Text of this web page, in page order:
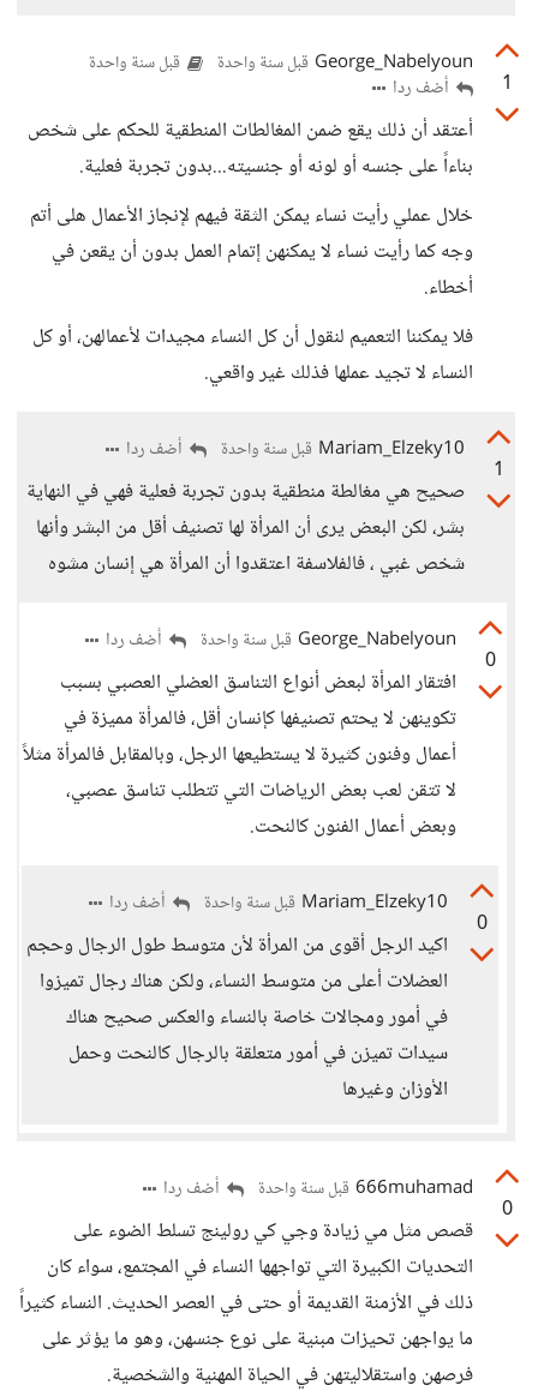
1
George_Nabelyoun قبل سنة واحدة قبل سنة واحدة
أضف ردا
أعتقد أن ذلك يقع ضمن المغالطات المنطقية للحكم على شخص
بناءاً على جنسه أو لونه أو جنسيته...بدون تجربة فعلية.
خلال عملي رأيت نساء يمكن الثقة فيهم لإنجاز الأعمال هلى أتم
وجه كما رأيت نساء لا يمكنهن إتمام العمل بدون أن يقعن في
أخطاء.
فلا يمكننا التعميم لنقول أن كل النساء مجيدات لأعمالهن، أو كل
النساء لا تجيد عملها فذلك غير واقعي.
1
Mariam_Elzeky10 قبل سنة واحدة أضف ردا
صحيح هي مغالطة منطقية بدون تجربة فعلية فهي في النهاية
بشر، لكن البعض يرى أن المرأة لها تصنيف أقل من البشر وأنها
شخص غبي ، فالفلاسفة اعتقدوا أن المرأة هي إنسان مشوه
0
George_Nabelyoun قبل سنة واحدة أضف ردا
افتقار المرأة لبعض أنواع التناسق العضلي العصبي بسبب
تكوينهن لا يحتم تصنيفها كإنسان أقل، فالمرأة مميزة في
أعمال وفنون كثيرة لا يستطيعها الرجل، وبالمقابل فالمرأة مثلاً
لا تتقن لعب بعض الرياضات التي تتطلب تناسق عصبي،
وبعض أعمال الفنون كالنحت.
0
Mariam_Elzeky10 قبل سنة واحدة أضف ردا
اكيد الرجل أقوى من المرأة لأن متوسط طول الرجال وحجم
العضلات أعلى من متوسط النساء، ولكن هناك رجال تميزوا
في أمور ومجالات خاصة بالنساء والعكس صحيح هناك
سيدات تميزن في أمور متعلقة بالرجال كالنحت وحمل
الأوزان وغيرها
0
666muhamad قبل سنة واحدة أضف ردا
قصص مثل مي زيادة وجي كي رولينج تسلط الضوء على
التحديات الكبيرة التي تواجهها النساء في المجتمع، سواء كان
ذلك في الأزمنة القديمة أو حتى في العصر الحديث. النساء كثيراً
ما يواجهن تحيزات مبنية على نوع جنسهن، وهو ما يؤثر على
فرصهن واستقلاليتهن في الحياة المهنية والشخصية.